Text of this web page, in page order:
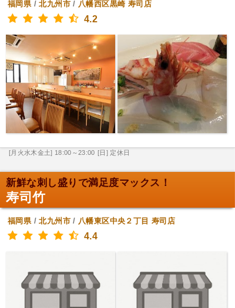
福岡県/北九州市/ 八幡西区黒崎 寿司店
4.2
[月火水木金土] 18:00～23:00 [日] 定休日
新鮮な刺し盛りで満足度マックス！
寿司竹
福岡県/北九州市/ 八幡東区中央２丁目 寿司店
4.4